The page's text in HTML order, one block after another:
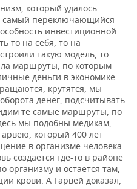
который удалось
самый переключающийся
инвестиционной
то на себя, то на
такую модель, то
маршруты, по которым
деньги в экономике.
крутятся, мы
денег, подсчитывать
те самые маршруты, по
мы подобны медикам,
который 400 лет
в организме человека.
создается где-то в районе
организму и остается там,
крови. А Гарвей доказал,